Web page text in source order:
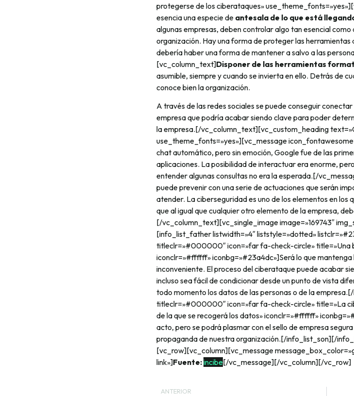
protegerse de los ciberataques»
esencia una especie de antesala de lo que está
algunas empresas, deben controlar algo tan esencial
organización. Hay una forma de proteger las herramientas
debería haber una forma de mantener a salvo a las
[vc_column_text]Disponer de las herramientas
asumible, siempre y cuando se invierta en ello. Detrás de
conoce bien la organización.
A través de las redes sociales se puede conseguir
empresa que podría acabar siendo clave para poder
la empresa.[/vc_column_text][vc_custom_heading
use_theme_fonts=»yes»][vc_message
chat automático, pero sin emoción, Google fue de las
aplicaciones. La posibilidad de interactuar era enorme,
entender algunas consultas no era la esperada.[/
puede prevenir con una serie de actuaciones que serán
atender. La ciberseguridad es uno de los elementos en los
que al igual que cualquier otro elemento de la empresa,
[/vc_column_text][vc_single_image image=»169743″
[info_list_father listwidth=»4″ liststyle=»dotted»
titleclr=»#000000″ icon=»far fa-check-circle» title=»Una
iconclr=»#ffffff» iconbg=»#23a4dc»]Será lo que
inconveniente. El proceso del ciberataque puede acabar
incluso sea fácil de condicionar desde un punto de vista
todo momento los datos de las personas o de la
titleclr=»#000000″ icon=»far fa-check-circle» title=»La
de la que se recogerá los datos» iconclr=»#ffffff»
acto, pero se podrá plasmar con el sello de empresa
propaganda de nuestra organización.[/info_list_son][/
[vc_row][vc_column][vc_message
link»]Fuente:incibe[/vc_message][/vc_column][/vc_row]
ANTERIOR